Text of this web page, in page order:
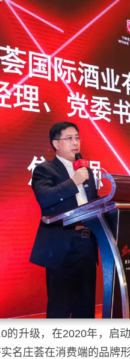
的升级，在2020年，启
名庄荟在消费端的品牌